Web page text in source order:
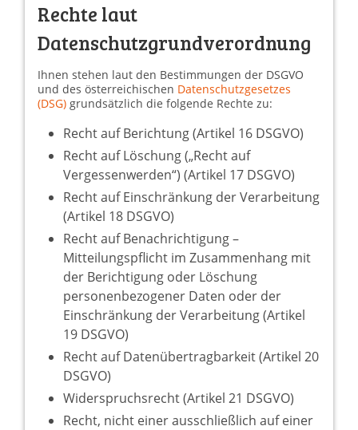
Rechte laut
Datenschutzgrundverordnung
Ihnen stehen laut den Bestimmungen der DSGVO
und des österreichischen Datenschutzgesetzes
(DSG) grundsätzlich die folgende Rechte zu:
Recht auf Berichtung (Artikel 16 DSGVO)
Recht auf Löschung („Recht auf
Vergessenwerden“) (Artikel 17 DSGVO)
Recht auf Einschränkung der Verarbeitung
(Artikel 18 DSGVO)
Recht auf Benachrichtigung –
Mitteilungspflicht im Zusammenhang mit
der Berichtigung oder Löschung
personenbezogener Daten oder der
Einschränkung der Verarbeitung (Artikel
19 DSGVO)
Recht auf Datenübertragbarkeit (Artikel 20
DSGVO)
Widerspruchsrecht (Artikel 21 DSGVO)
Recht, nicht einer ausschließlich auf einer